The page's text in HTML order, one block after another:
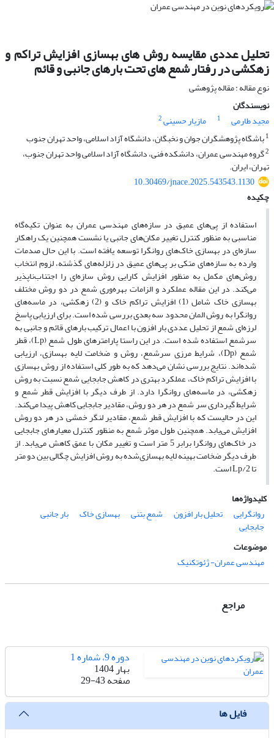
تحلیل عددی مقایسه روش های بهسازی افزایش تراکم و
زهکشی در رفتار شمع های تحت بارهای جانبی و قائم
نوع مقاله : مقاله پژوهشی
نویسندگان
مجید طارمی
1 مازیار حسینی2
1باشگاه پژوهشگران جوان و نخبگان، دانشگاه آزاد اسلامی، واحد تهران جنوب
2گروه مهندسی عمران، دانشکده فنی، دانشگاه آزاد اسلامی واحد تهران جنوب،
تهران، ایران.
10.30469/jnace.2025.543543.1130
چکیده
استفاده از پی‌های عمیق در سازه‌های مهندسی عمران به عنوان تکیه‌گاه
مناسبی به منظور کنترل تغییر مکان‌های جانبی یا نشست همچنین یک راهکار
سازه‌ای در بهسازی خاک‌های روانگرا توسعه یافته است. با این حال صدمات
وارده به سازه‌های متکی بر پی‌های عمیق در زلزله‌های گذشته، لزوم انتخاب
روش‌های مکمل به منظور افزایش کارایی روش سازه‌ای را اجتناب‌ناپذیر
می‌کند. در این مقاله عملکرد و الزامات بهره‌وری شمع در دو روش مختلف
بهسازی خاک شامل (1) افزایش تراکم خاک و (2) زهکشی، در ماسه‌های
روانگرا به روش المان محدود سه بعدی بررسی شده است. برای ارزیابی پاسخ
لرزه‌ای شمع از تحلیل عددی بار افزون با اعمال ترکیب بارهای قائم و جانبی به
سرشمع استفاده شده است. در این راستا پارامترهای طول شمع (Lp)، قطر
شمع (Dp)، شرایط مرزی سرشمع، روش و ضخامت لایه بهسازی، ارزیابی
شده‌اند. نتایج بررسی نشان می‌دهد که به طور کلی استفاده از روش بهسازی
با افزایش تراکم خاک، عملکرد بهتری در کاهش جابجایی شمع نسبت به روش
زهکشی، در ماسه‌های روانگرا دارد. از طرف دیگر با افزایش قطر شمع و
شرایط گیرداری سر شمع در هر دو روش، مقادیر جابجایی کاهش پیدا می‌کند.
این در حالیست که با افزایش قطر شمع، مقادیر لنگر خمشی در هر دو روش
افزایش می‌یابد. همچنین طول موثر شمع به منظور کنترل معیارهای جابجایی
در خاک‌های روانگرا برابر 5 متر است و تغییر مکان با عمق کاهش می‌یابد. از
طرف دیگر ضخامت بهینه لایه بهسازی‌شده به روش افزایش چگالی بین دو متر
تا Lp/2 است.
کلیدواژه‌ها
روانگرایی
تحلیل بار افزون شمع بتنی بهسازی خاک بار جانبی
جابجایی
موضوعات
مهندسی عمران- ژئوتکنیک
مراجع
دوره 9، شماره 1
بهار 1404
صفحه29-43
فایل ها